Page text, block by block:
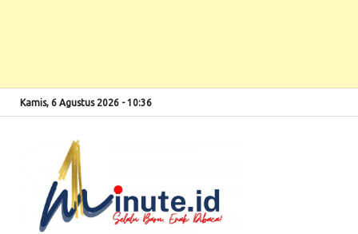
Kamis, 6 Agustus 2026 - 10:36